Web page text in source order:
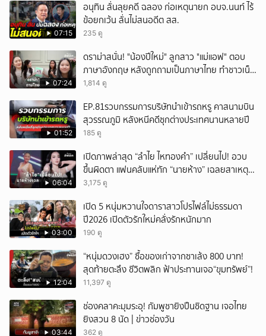
07:15
อนุทิน ลั่นลุยคดี ฉลอง ก่อเหตุนายก อบจ.นนท์ ไร้
ข้อยกเว้น ลั่นไม่สนอดีต สส.
235 ดู
07:24
ดราม่าสนั่น! "น้องปีใหม่" ลูกสาว "แม่แอฟ" ตอบ
ภาษาอังกฤษ หลังถูกถามเป็นภาษาไทย ทำชาวเน็ต
ถกสนั่น!
1,814 ดู
01:52
EP.81รวบกรรมการบริษัทนำเข้ารถหรู คาสนามบิน
สุวรรณภูมิ หลังหนีคดีซุกต่างประเทศนานหลายปี
185 ดู
06:04
เปิดภาพล่าสุด “ลำไย ไหทองคำ” เปลี่ยนไป! อวบ
ขึ้นผิดตา แฟนคลับแห่ทัก “นายห้าง” เฉลยสาเหตุ
ชัด!
3,175 ดู
03:00
เปิด 5 หนุ่มหวานใจดาราสาวโปรไฟล์ไม่ธรรมดา
ปี2026 เปิดตัวรักใหม่คลั่งรักหนักมาก
190 ดู
12:04
“หนุ่มดวงเฮง” ซื้อของเก่าจากซาเล้ง 800 บาท!
สุดท้ายตะลึง ชีวิตพลิก ฟ้าประทานเจอ“ขุมทรัพย์”!
11,397 ดู
03:44
ช่องคลาคะมุมระอุ! กัมพูชายิงปืนชิดฐาน เจอไทย
ยิงสวน 8 นัด | ข่าวช่องวัน
362 ดู